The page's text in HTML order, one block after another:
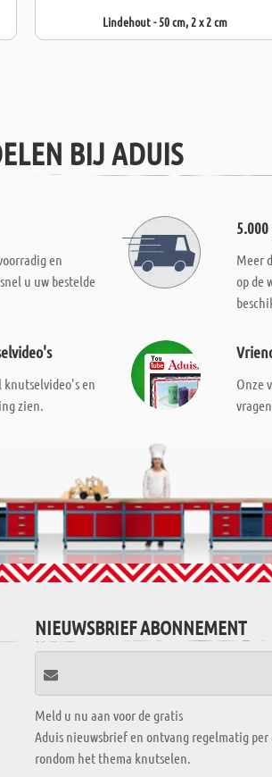
Lindehout - 50 cm, 2 x 2 cm
BIJ ADUIS
en
u uw bestelde
Meer
op de
en
zien.
Onze
NIEUWSBRIEF ABONNEMENT
Meld u nu aan voor de gratis
Aduis nieuwsbrief en ontvang regelmatig
rondom het thema knutselen.